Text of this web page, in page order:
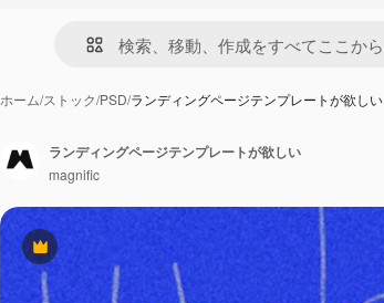
ホーム/ストック/PSD/ランディングページテンプレートが欲しい
Premium
ランディングページテンプレートが欲しい
magnific